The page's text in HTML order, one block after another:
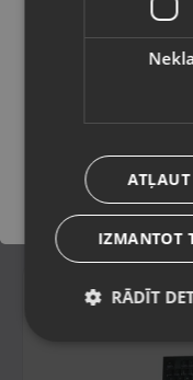
ATĻAUT
IZMANTOT
RĀDĪT